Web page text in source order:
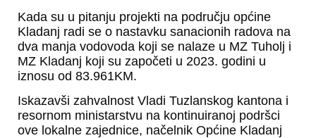
Kada su u pitanju projekti na području općine
Kladanj radi se o nastavku sanacionih radova na
dva manja vodovoda koji se nalaze u MZ Tuholj i
MZ Kladanj koji su započeti u 2023. godini u
iznosu od 83.961KM.
Iskazavši zahvalnost Vladi Tuzlanskog kantona i
resornom ministarstvu na kontinuiranoj podršci
ove lokalne zajednice, načelnik Općine Kladanj